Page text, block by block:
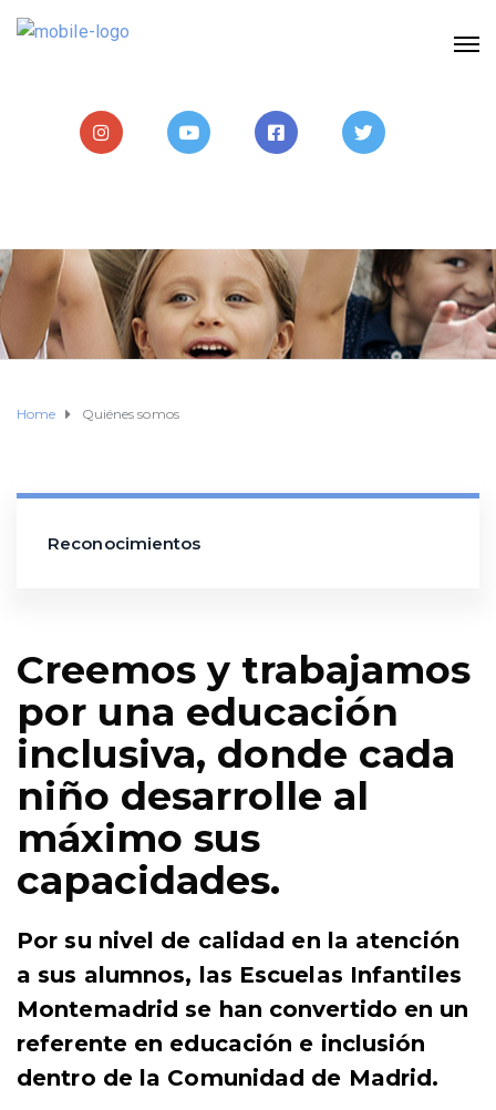
Home Quiénes somos
Creemos y trabajamos
por una educación
inclusiva, donde cada
niño desarrolle al
máximo sus
capacidades.
Por su nivel de calidad en la atención
a sus alumnos, las Escuelas Infantiles
Montemadrid se han convertido en un
referente en educación e inclusión
dentro de la Comunidad de Madrid.
Reconocimientos